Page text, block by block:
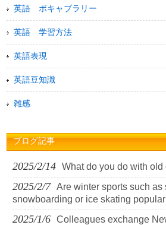
英語 ボキャブラリー
英語 学習方法
英語表現
英語豆知識
雑感
ブログ記事
2025/2/14 What do you do with old
2025/2/7 Are winter sports such as
snowboarding or ice skating
2025/1/6 Colleagues exchange